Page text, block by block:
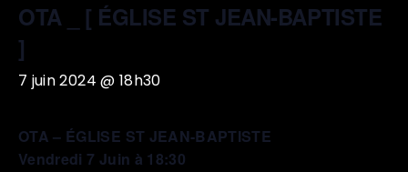
OTA _ [ ÉGLISE ST JEAN-BAPTISTE
]
7 juin 2024 @ 18h30
OTA – ÉGLISE ST JEAN-BAPTISTE
Vendredi 7 Juin à 18:30